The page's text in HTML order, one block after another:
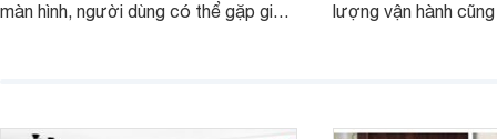
màn hình, người dùng có thể gặp giao
lượng vận hành